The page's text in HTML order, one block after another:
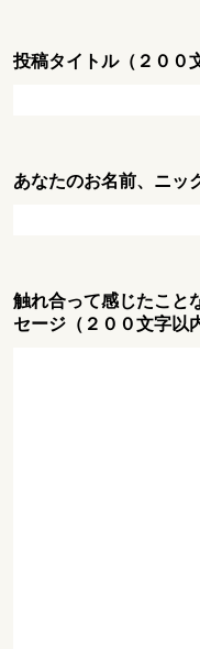
投稿タイトル（２００
あなたのお名前、ニッ
触れ合って感じたこと
セージ（２００文字以